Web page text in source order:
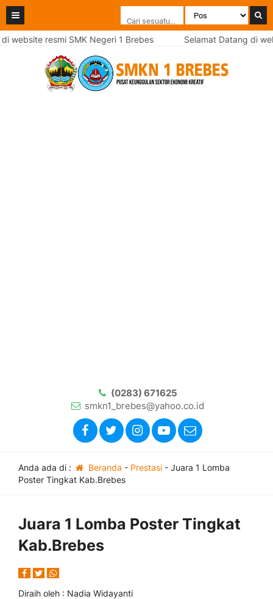
resmi SMK Negeri 1 Brebes Selamat Datang di website
(0283) 671625
smkn1_brebes@yahoo.co.id
Anda ada di : Beranda - Prestasi- Juara 1 Lomba
Poster Tingkat Kab.Brebes
Juara 1 Lomba Poster Tingkat
Kab.Brebes
Diraih oleh : Nadia Widayanti